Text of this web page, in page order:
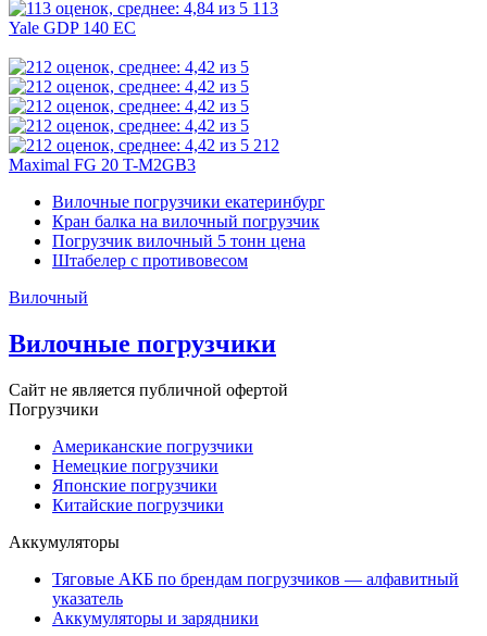
113
Yale GDP 140 EC
212
Maximal FG 20 T-M2GB3
Вилочные погрузчики екатеринбург
Кран балка на вилочный погрузчик
Погрузчик вилочный 5 тонн цена
Штабелер с противовесом
Вилочный
Вилочные погрузчики
Сайт не является публичной офертой
Погрузчики
Американские погрузчики
Немецкие погрузчики
Японские погрузчики
Китайские погрузчики
Аккумуляторы
Тяговые АКБ по брендам погрузчиков — алфавитный
указатель
Аккумуляторы и зарядники